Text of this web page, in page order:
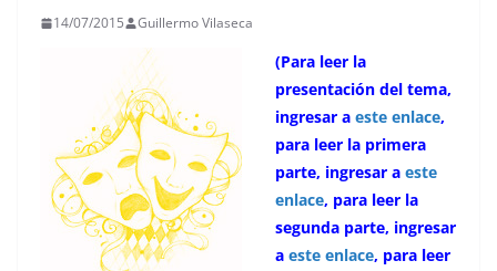
14/07/2015 Guillermo Vilaseca
(Para leer la
presentación del tema,
ingresar a este enlace,
para leer la primera
parte, ingresar a este
enlace, para leer la
segunda parte, ingresar
a este enlace, para leer